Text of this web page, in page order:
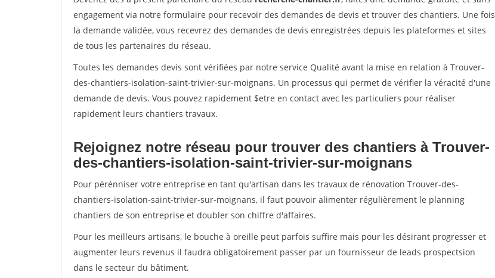
engagement via notre formulaire pour recevoir des demandes de devis et trouver des chantiers. Une fois
la demande validée, vous recevrez des demandes de devis enregistrées depuis les plateformes et sites
de tous les partenaires du réseau.
Toutes les demandes devis sont vérifiées par notre service Qualité avant la mise en relation à Trouver-
des-chantiers-isolation-saint-trivier-sur-moignans. Un processus qui permet de vérifier la véracité d'une
demande de devis. Vous pouvez rapidement $etre en contact avec les particuliers pour réaliser
rapidement leurs chantiers travaux.
Rejoignez notre réseau pour trouver des chantiers à Trouver-
des-chantiers-isolation-saint-trivier-sur-moignans
Pour pérénniser votre entreprise en tant qu'artisan dans les travaux de rénovation Trouver-des-
chantiers-isolation-saint-trivier-sur-moignans, il faut pouvoir alimenter régulièrement le planning
chantiers de son entreprise et doubler son chiffre d'affaires.
Pour les meilleurs artisans, le bouche à oreille peut parfois suffire mais pour les désirant progresser et
augmenter leurs revenus il faudra obligatoirement passer par un fournisseur de leads prospectsion
dans le secteur du bâtiment.